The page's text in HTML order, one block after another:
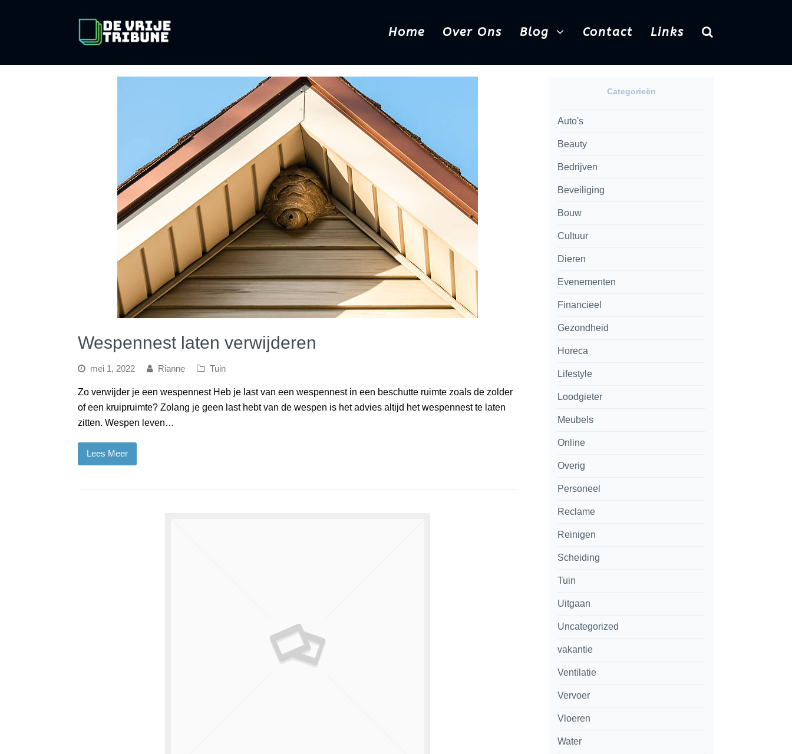
Home Over Ons Blog Contact Links
Wespennest laten verwijderen
mei 1, 2022 Rianne Tuin
Zo verwijder je een wespennest Heb je last van een wespennest in een beschutte ruimte zoals de zolder
of een kruipruimte? Zolang je geen last hebt van de wespen is het advies altijd het wespennest te laten
zitten. Wespen leven…
Lees Meer
Categorieën
Auto's
Beauty
Bedrijven
Beveiliging
Bouw
Cultuur
Dieren
Evenementen
Financieel
Gezondheid
Horeca
Lifestyle
Loodgieter
Meubels
Online
Overig
Personeel
Reclame
Reinigen
Scheiding
Tuin
Uitgaan
Uncategorized
vakantie
Ventilatie
Vervoer
Vloeren
Water